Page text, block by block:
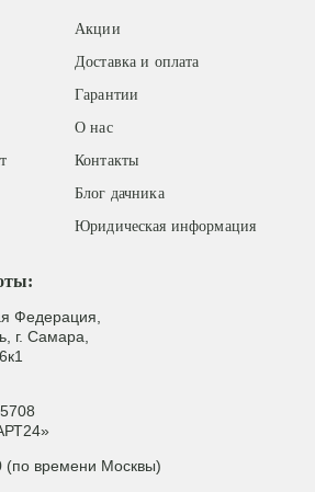
Федерация,
г. Самара,
(по времени Москвы)
Акции
Доставка и оплата
Гарантии
О нас
Контакты
Блог дачника
Юридическая информация